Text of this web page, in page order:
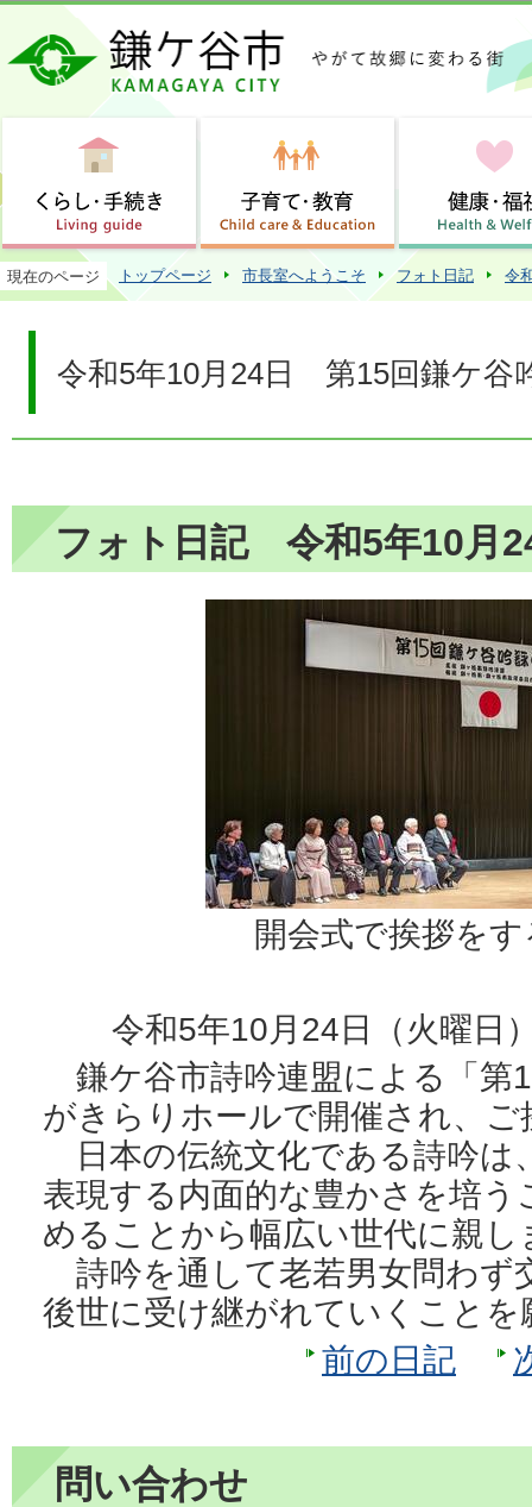
この
現在のページ トップページ 市長室へようこそ フォト日記 令
令和5年10月24日 第15回鎌ケ谷
フォト日記 令和5年10月
開会式で挨拶を
令和5年10月24日（火曜日
鎌ケ谷市詩吟連盟による「第
がきらりホールで開催され、
日本の伝統文化である詩吟は
表現する内面的な豊かさを培
めることから幅広い世代に親
詩吟を通して老若男女問わず
後世に受け継がれていくこと
前の日記
問い合わせ